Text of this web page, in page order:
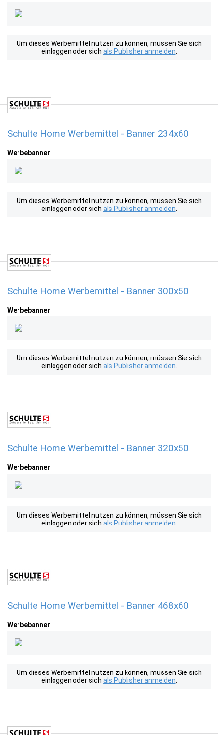
Um dieses Werbemittel nutzen zu können, müssen Sie sich
einloggen oder sich als Publisher anmelden
Schulte Home Werbemittel - Banner 234x60
Werbebanner
Um dieses Werbemittel nutzen zu können, müssen Sie sich
einloggen oder sich als Publisher anmelden
Schulte Home Werbemittel - Banner 300x50
Werbebanner
Um dieses Werbemittel nutzen zu können, müssen Sie sich
einloggen oder sich als Publisher anmelden
Schulte Home Werbemittel - Banner 320x50
Werbebanner
Um dieses Werbemittel nutzen zu können, müssen Sie sich
einloggen oder sich als Publisher anmelden
Schulte Home Werbemittel - Banner 468x60
Werbebanner
Um dieses Werbemittel nutzen zu können, müssen Sie sich
einloggen oder sich als Publisher anmelden